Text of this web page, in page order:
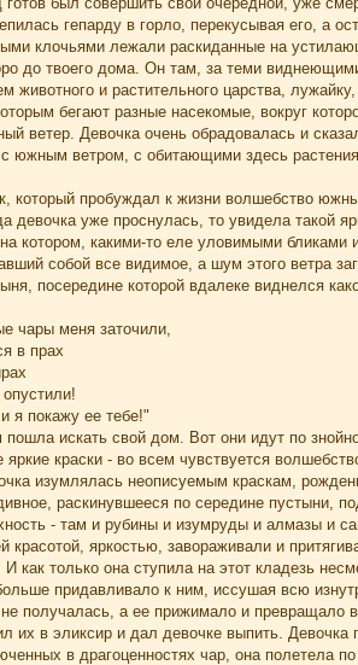
гепарду в горло, перекусывая его, а
клочьями лежали раскиданные на
до твоего дома. Он там, за теми
животного и растительного царства,
бегают разные насекомые, вокруг
ветер. Девочка очень обрадовалась и
южным ветром, с обитающими здесь
который пробуждал к жизни волшебство
девочка уже проснулась, то увидела такой
котором, какими-то еле уловимыми бликами
собой все видимое, а шум этого ветра
посередине которой вдалеке виднелся
чары меня заточили,
в прах
я покажу ее тебе!"
искать свой дом. Вот они идут по
яркие краски - во всем чувствуется
изумлялась неописуемым краскам,
раскинувшееся по середине
- там и рубины и изумруды и алмазы и
яркостью, завораживали и
как только она ступила на этот кладезь
придавливало к ним, иссушая всю
получалась, а ее прижимало и
их в эликсир и дал девочке выпить.
в драгоценностях чар, она полетела